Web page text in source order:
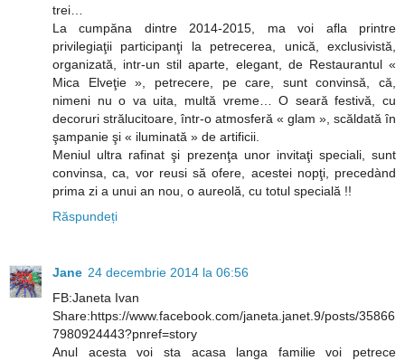
trei…
La cumpăna dintre 2014-2015, ma voi afla printre
privilegiaţii participanţi la petrecerea, unică, exclusivistă,
organizată, intr-un stil aparte, elegant, de Restaurantul «
Mica Elveţie », petrecere, pe care, sunt convinsă, că,
nimeni nu o va uita, multă vreme… O seară festivă, cu
decoruri strălucitoare, într-o atmosferă « glam », scăldată în
şampanie şi « iluminată » de artificii.
Meniul ultra rafinat şi prezenţa unor invitaţi speciali, sunt
convinsa, ca, vor reusi să ofere, acestei nopţi, precedànd
prima zi a unui an nou, o aureolă, cu totul specială !!
Răspundeți
Jane 24 decembrie 2014 la 06:56
FB:Janeta Ivan
Share:https://www.facebook.com/janeta.janet.9/posts/35866
7980924443?pnref=story
Anul acesta voi sta acasa langa familie voi petrece